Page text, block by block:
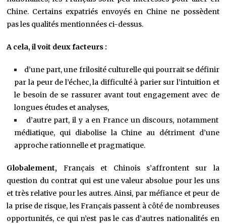
Chine. Certains expatriés envoyés en Chine ne possèdent
pas les qualités mentionnées ci-dessus.
A cela, il voit deux facteurs :
d’une part, une frilosité culturelle qui pourrait se définir
par la peur de l’échec, la difficulté à parier sur l’intuition et
le besoin de se rassurer avant tout engagement avec de
longues études et analyses,
d’autre part, il y a en France un discours, notamment
médiatique, qui diabolise la Chine au détriment d’une
approche rationnelle et pragmatique.
Globalement, Français et Chinois s’affrontent sur la
question du contrat qui est une valeur absolue pour les uns
et très relative pour les autres. Ainsi, par méfiance et peur de
la prise de risque, les Français passent à côté de nombreuses
opportunités, ce qui n’est pas le cas d’autres nationalités en